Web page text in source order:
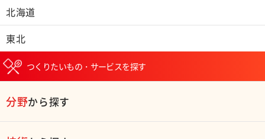
北海道
東北
つくりたいもの・サービスを探す
分野から探す